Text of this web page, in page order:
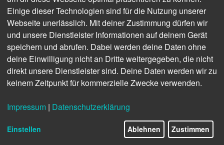
3. Valencia
4. Madeira
5.
Panamakanal
6. Lissabon
9. Glacier Bay
10. Tokio
11. Rom
12. Santorin
16. San
Francisco
17. Hubbard
Glacier
18. Hongkong
16 und mehr richtig erkannte Destinationen:Chapeau,
Einige dieser Technologien sind für die Nutzung unserer
Webseite unerlässlich. Mit deiner Zustimmung dürfen wir
und unsere Dienstleister Informationen auf deinem Gerät
speichern und abrufen. Dabei werden deine Daten ohne
deine Einwilligung nicht an Dritte weitergegeben, die nicht
direkt unsere Dienstleister sind. Deine Daten werden wir zu
keinem Zeitpunkt für kommerzielle Zwecke verwenden.
Impressum | Datenschutzerklärung
Einstellen Ablehnen Zustimmen